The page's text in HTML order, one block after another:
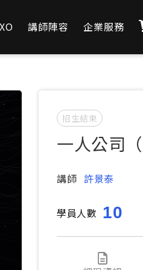
講師陣容 企業服務
招生結束
一人公司（
講師 許景泰
學員人數 10